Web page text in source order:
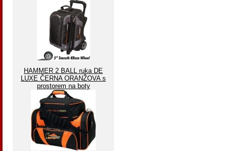
HAMMER 2 BALL ruka DE
LUXE ČERNA ORANŽOVA s
prostorem na boty